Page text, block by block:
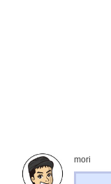
mori